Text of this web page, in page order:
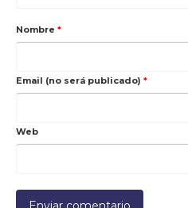
Nombre *
Email (no será publicado) *
Web